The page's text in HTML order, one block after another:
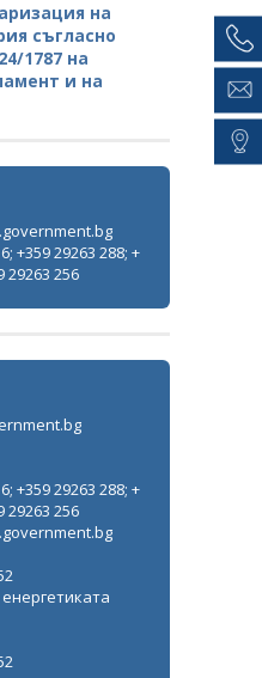
на
съгласно
1787 на
и на
+359 29263 288; +
29263 256
+359 29263 288; +
29263 256